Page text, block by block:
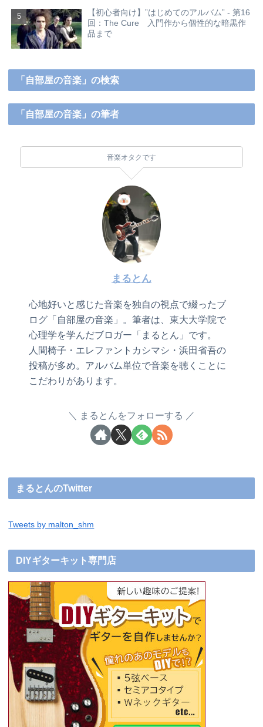
【初心者向け】”はじめてのアルバム” - 第16
回：The Cure 入門作から個性的な暗黒作
品まで
「自部屋の音楽」の検索
「自部屋の音楽」の筆者
音楽オタクです
まるとん
心地好いと感じた音楽を独自の視点で綴ったブ
ログ「自部屋の音楽」。筆者は、東大大学院で
心理学を学んだブロガー「まるとん」です。
人間椅子・エレファントカシマシ・浜田省吾の
投稿が多め。アルバム単位で音楽を聴くことに
こだわりがあります。
まるとんをフォローする
まるとんのTwitter
Tweets by malton_shm
DIYギターキット専門店